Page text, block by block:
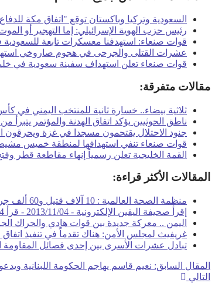
السعودية وتركيا وباكستان توقع "اتفاق مكة
رئيس حزب الهوية الإسرائيلي: إما التهجير أو
قوات صنعاء: استهدفنا معسكرات تابعة
عشرات القتلى والجرحى في هجوم صاروخي
قوات صنعاء تعلن استهداف سفينة سعودية في
مقالات متفرقة:
ثلاثية بيضاء.. خسارة ثانية للمنتخب اليمني في
ناطق الحوثيين يؤكد اتفاق الهدنة والمؤتمر يتبرأ
جنود الاحتلال يقتحمون مسجدا في غزة ويحرقون
قوات صنعاء تنفي استهدافها لمنطقة خميس
القمة الخليجية تعلن رسمياً إنهاء مقاطعة قطر
المقالات الأكثر قراءة:
منظمة الصحة العالمية : 10 آلاف قتيل و60 ألف جريح حصيلة حرب اليمن -
إقرأ صحيفة اليقين الإلكترونية - 2013/11/04
- قرأ 30394 مرُة
اليمن .. معركة جديدة بين قوات هادي والحراك
غريفيث لمجلس الأمن: هناك تقدماً في تنفيذ
تبادل عشرات الأسرى بين إحدى فصائل المقاومة
المقال السابق: نعيم قاسم يهاجم الحكومة اللبنانية
التالي